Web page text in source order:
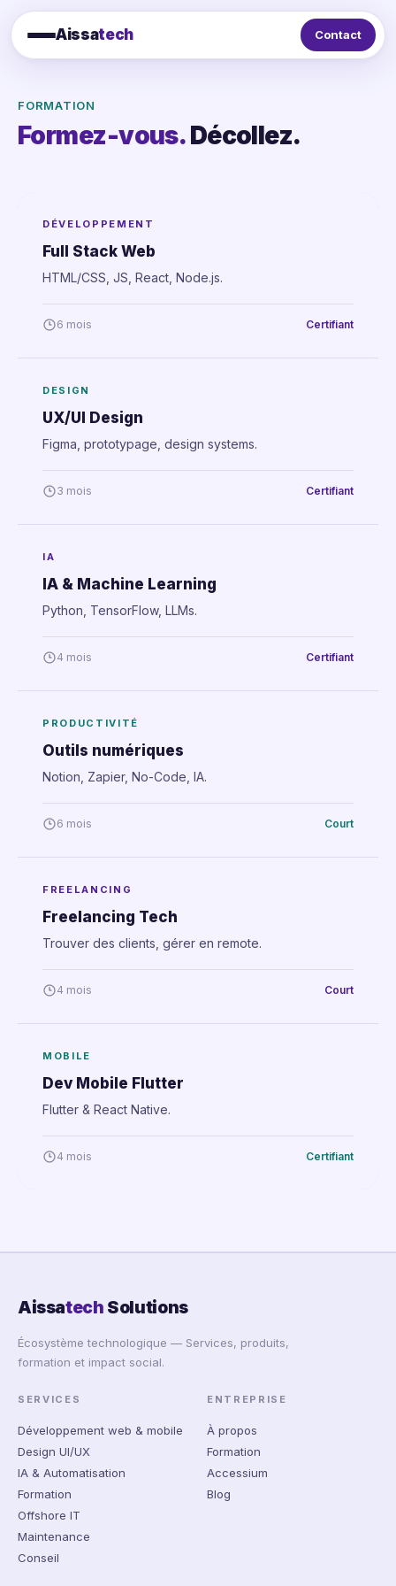
Aissatech Contact
FORMATION
Formez-vous.Décollez.
DÉVELOPPEMENT
Full Stack Web
HTML/CSS, JS, React, Node.js.
6 mois Certifiant
DESIGN
UX/UI Design
Figma, prototypage, design systems.
3 mois Certifiant
IA
IA & Machine Learning
Python, TensorFlow, LLMs.
4 mois Certifiant
PRODUCTIVITÉ
Outils numériques
Notion, Zapier, No-Code, IA.
6 mois Court
FREELANCING
Freelancing Tech
Trouver des clients, gérer en remote.
4 mois Court
MOBILE
Dev Mobile Flutter
Flutter & React Native.
4 mois Certifiant
Aissatech Solutions
Écosystème technologique — Services, produits,
formation et impact social.
SERVICES
Développement web & mobile
Design UI/UX
IA & Automatisation
Formation
Offshore IT
Maintenance
Conseil
ENTREPRISE
À propos
Formation
Accessium
Blog